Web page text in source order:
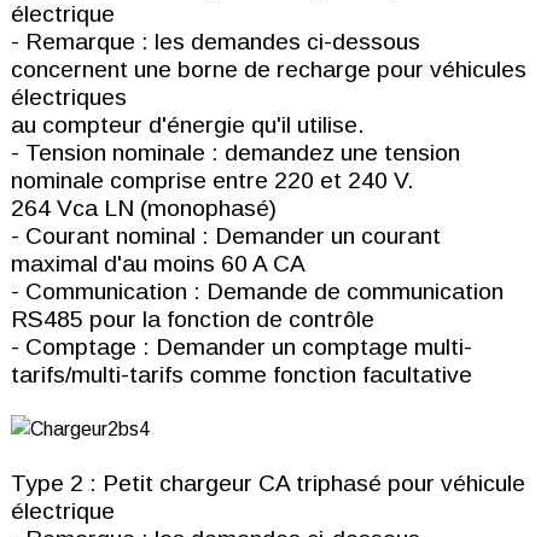
électrique
- Remarque : les demandes ci-dessous
concernent une borne de recharge pour véhicules
électriques
au compteur d'énergie qu'il utilise.
- Tension nominale : demandez une tension
nominale comprise entre 220 et 240 V.
264 Vca LN (monophasé)
- Courant nominal : Demander un courant
maximal d'au moins 60 A CA
- Communication : Demande de communication
RS485 pour la fonction de contrôle
- Comptage : Demander un comptage multi-
tarifs/multi-tarifs comme fonction facultative
Type 2 : Petit chargeur CA triphasé pour véhicule
électrique